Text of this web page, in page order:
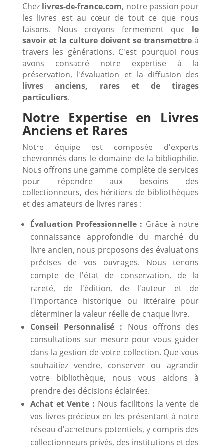
Chez livres-de-france.com, notre passion pour
les livres est au cœur de tout ce que nous
faisons. Nous croyons fermement que le
savoir et la culture doivent se transmettre à
travers les générations. C'est pourquoi nous
avons consacré notre expertise à la
préservation, l'évaluation et la diffusion des
livres anciens, rares et de tirages
particuliers.
Notre Expertise en Livres
Anciens et Rares
Notre équipe est composée d'experts
chevronnés dans le domaine de la bibliophilie.
Nous offrons une gamme complète de services
pour répondre aux besoins des
collectionneurs, des héritiers de bibliothèques
et des amateurs de livres rares :
Évaluation Professionnelle : Grâce à notre
connaissance approfondie du marché du
livre ancien, nous proposons des évaluations
précises de vos ouvrages. Nous tenons
compte de l'état de conservation, de la
rareté, de l'édition, de l'auteur et de
l'importance historique ou littéraire pour
déterminer la valeur réelle de chaque livre.
Conseil Personnalisé : Nous offrons des
consultations sur mesure pour vous guider
dans la gestion de votre collection. Que vous
souhaitiez vendre, conserver ou agrandir
votre bibliothèque, nous vous aidons à
prendre des décisions éclairées.
Achat et Vente : Nous facilitons la vente de
vos livres précieux en les présentant à notre
réseau d'acheteurs potentiels, y compris des
collectionneurs privés, des institutions et des